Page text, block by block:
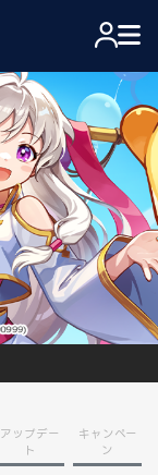
アップデー
ト
キャンペー
ン